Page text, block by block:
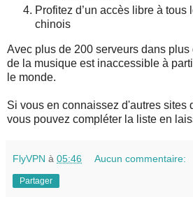
Profitez d’un accès libre à
chinois
Avec plus de 200 serveurs dans
de la musique est inaccessible à
le monde.
Si vous en connaissez d'autres sites
vous pouvez compléter la liste en
FlyVPN à 05:46 Aucun commentaire:
Partager